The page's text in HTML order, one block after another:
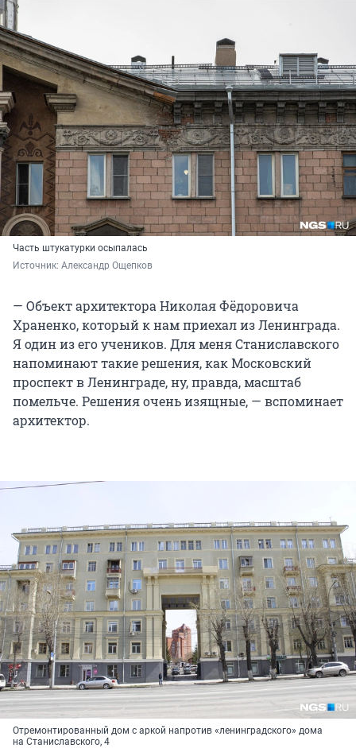
Часть штукатурки осыпалась
Источник: Александр Ощепков
— Объект архитектора Николая Фёдоровича
Храненко, который к нам приехал из Ленинграда.
Я один из его учеников. Для меня Станиславского
напоминают такие решения, как Московский
проспект в Ленинграде, ну, правда, масштаб
помельче. Решения очень изящные, — вспоминает
архитектор.
Отремонтированный дом с аркой напротив «ленинградского» дома
на Станиславского, 4